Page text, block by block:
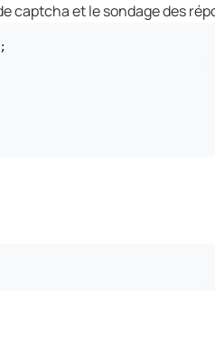
captcha et le sondage des